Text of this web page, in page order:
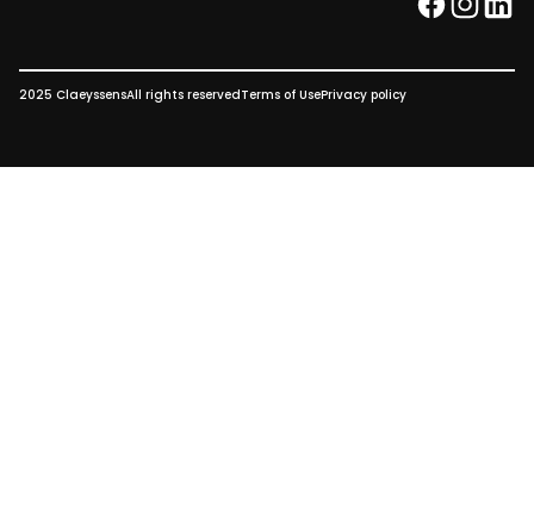
facebook
2025 ClaeyssensAll rights reservedTerms of UsePrivacy policy